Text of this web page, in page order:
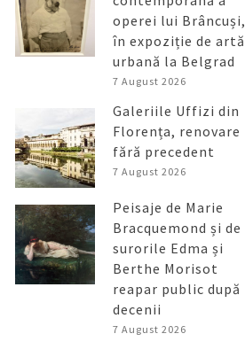
operei lui Brâncuși,
în expoziție de artă
urbană la Belgrad
7 August 2026
Galeriile Uffizi din
Florența, renovare
fără precedent
7 August 2026
Peisaje de Marie
Bracquemond și de
surorile Edma și
Berthe Morisot
reapar public după
decenii
7 August 2026